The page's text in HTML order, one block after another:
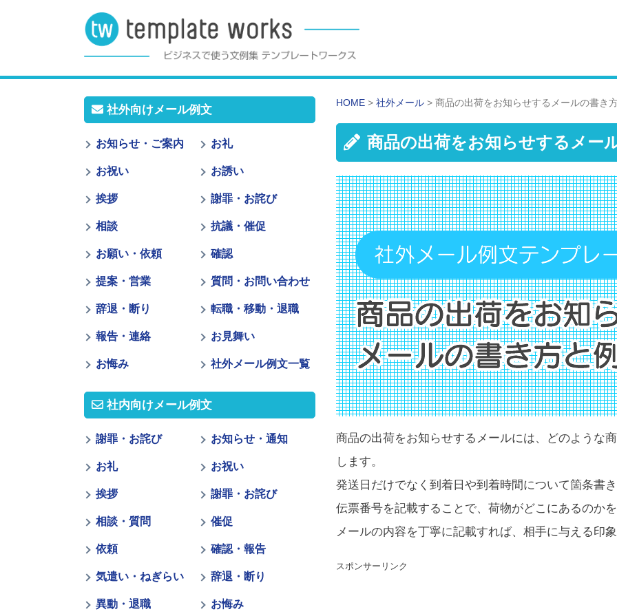
HOME > 社外メール > 商品の出荷をお知らせするメールの書き
商品の出荷をお知らせするメー
商品の出荷をお知らせするメールには、どのような
します。
発送日だけでなく到着日や到着時間について箇条書
伝票番号を記載することで、荷物がどこにあるのか
メールの内容を丁寧に記載すれば、相手に与える印象
スポンサーリンク
社外向けメール例文
お知らせ・ご案内 お礼
お祝い お誘い
挨拶 謝罪・お詫び
相談 抗議・催促
お願い・依頼 確認
提案・営業 質問・お問い合わせ
辞退・断り 転職・移動・退職
報告・連絡 お見舞い
お悔み 社外メール例文一覧
社内向けメール例文
謝罪・お詫び お知らせ・通知
お礼 お祝い
挨拶 謝罪・お詫び
相談・質問 催促
依頼 確認・報告
気遣い・ねぎらい 辞退・断り
異動・退職 お悔み